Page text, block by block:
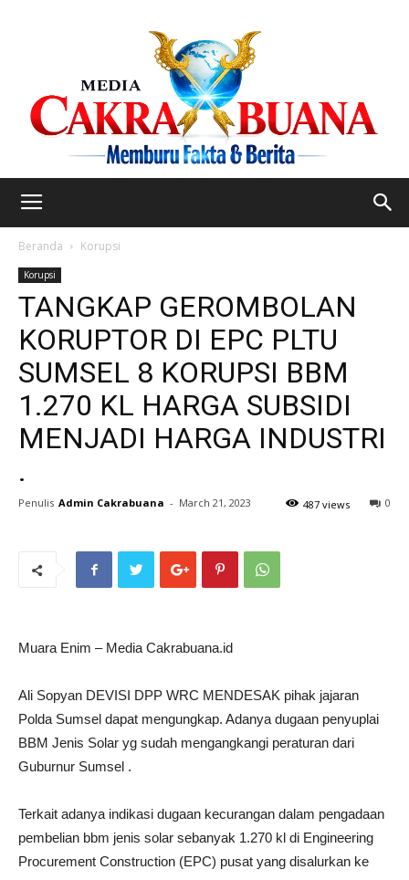
Beranda Korupsi
Korupsi
TANGKAP GEROMBOLAN
KORUPTOR DI EPC PLTU
SUMSEL 8 KORUPSI BBM
1.270 KL HARGA SUBSIDI
MENJADI HARGA INDUSTRI
.
Penulis Admin Cakrabuana - March 21, 2023 0
487 views
Muara Enim – Media Cakrabuana.id
Ali Sopyan DEVISI DPP WRC MENDESAK pihak jajaran
Polda Sumsel dapat mengungkap. Adanya dugaan penyuplai
BBM Jenis Solar yg sudah mengangkangi peraturan dari
Guburnur Sumsel .
Terkait adanya indikasi dugaan kecurangan dalam pengadaan
pembelian bbm jenis solar sebanyak 1.270 kl di Engineering
Procurement Construction (EPC) pusat yang disalurkan ke